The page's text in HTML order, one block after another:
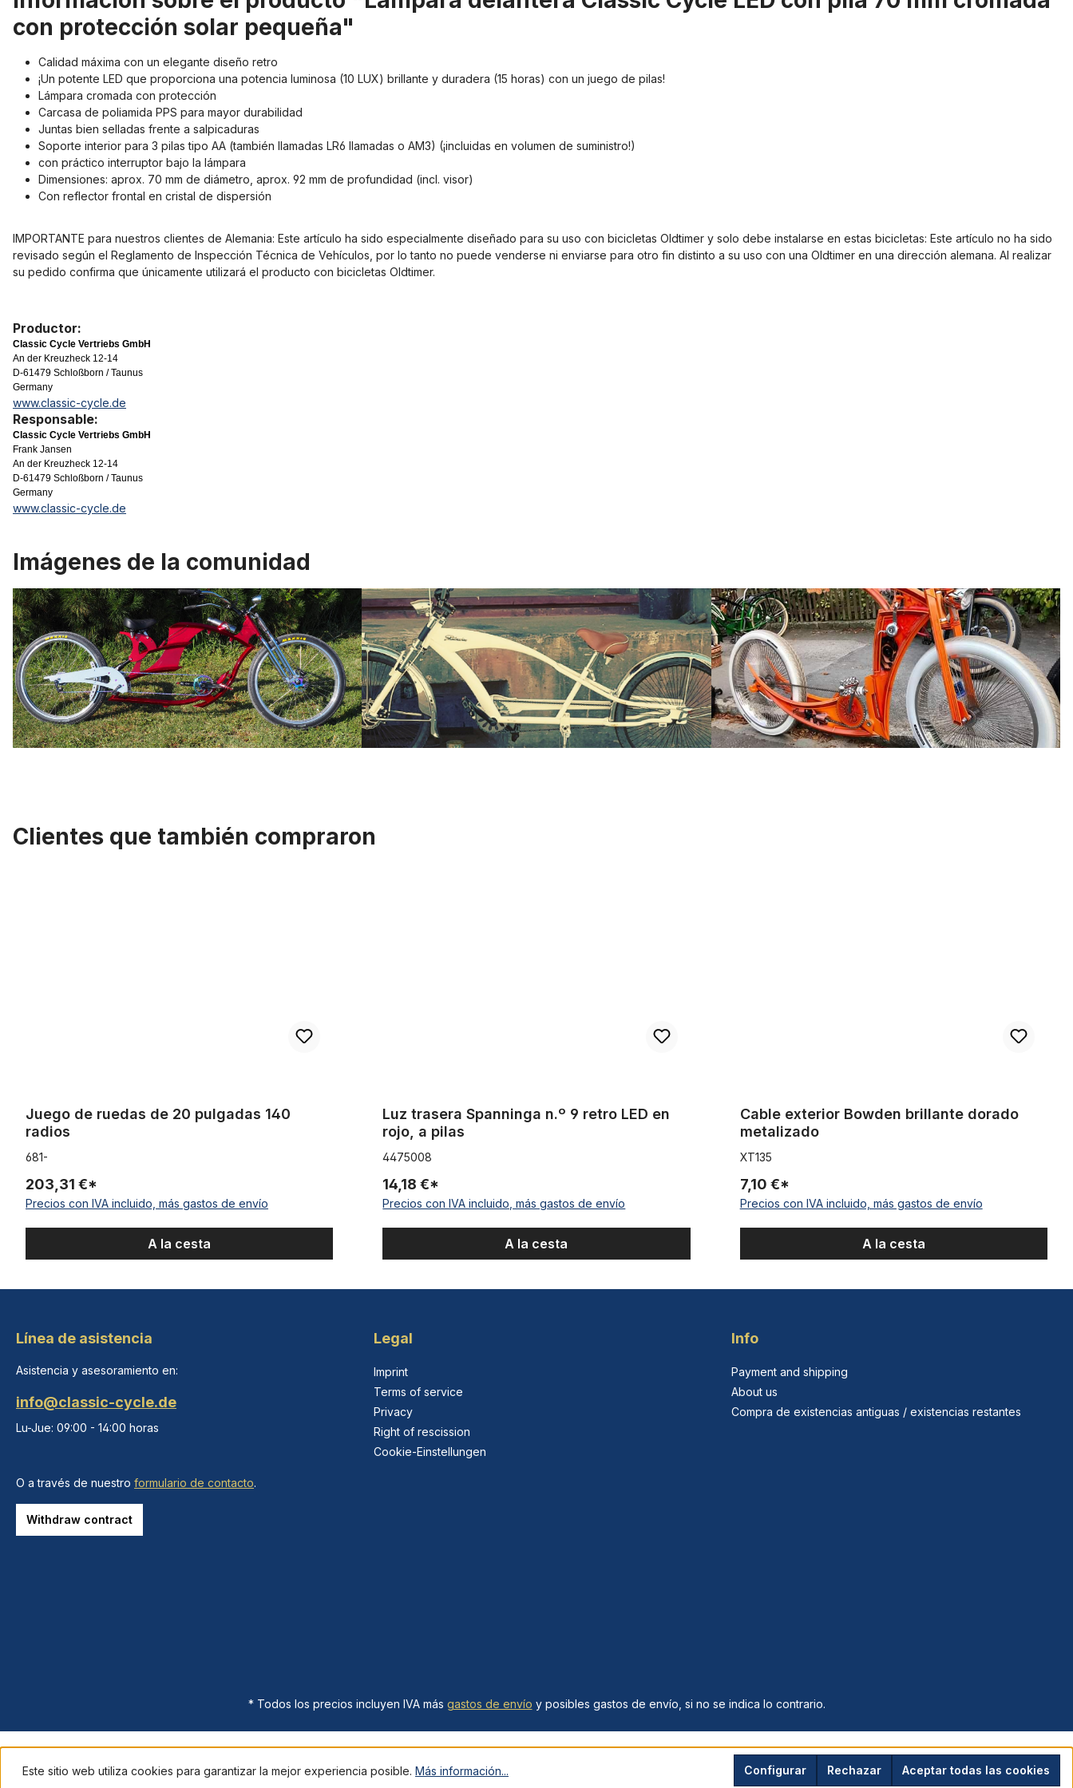
con protección solar pequeña"
Calidad máxima con un elegante diseño retro
¡Un potente LED que proporciona una potencia luminosa (10 LUX) brillante y duradera (15 horas) con un juego de pilas!
Lámpara cromada con protección
Carcasa de poliamida PPS para mayor durabilidad
Juntas bien selladas frente a salpicaduras
Soporte interior para 3 pilas tipo AA (también llamadas LR6 llamadas o AM3) (¡incluidas en volumen de suministro!)
con práctico interruptor bajo la lámpara
Dimensiones: aprox. 70 mm de diámetro, aprox. 92 mm de profundidad (incl. visor)
Con reflector frontal en cristal de dispersión
IMPORTANTE para nuestros clientes de Alemania: Este artículo ha sido especialmente diseñado para su uso con bicicletas Oldtimer y solo debe instalarse en estas bicicletas: Este artículo no ha sido
revisado según el Reglamento de Inspección Técnica de Vehículos, por lo tanto no puede venderse ni enviarse para otro fin distinto a su uso con una Oldtimer en una dirección alemana. Al realizar
su pedido confirma que únicamente utilizará el producto con bicicletas Oldtimer.
Productor:
Classic Cycle Vertriebs GmbH
An der Kreuzheck 12-14
D-61479 Schloßborn / Taunus
Germany
www.classic-cycle.de
Responsable:
Classic Cycle Vertriebs GmbH
Frank Jansen
An der Kreuzheck 12-14
D-61479 Schloßborn / Taunus
Germany
www.classic-cycle.de
Imágenes de la comunidad
Clientes que también compraron
Juego de ruedas de 20 pulgadas 140
radios
681-
203,31 €*
Precios con IVA incluido, más gastos de envío
A la cesta
Luz trasera Spanninga n.º 9 retro LED en
rojo, a pilas
4475008
14,18 €*
Precios con IVA incluido, más gastos de envío
A la cesta
Cable exterior Bowden brillante dorado
metalizado
XT135
7,10 €*
Precios con IVA incluido, más gastos de envío
A la cesta
Línea de asistencia
Asistencia y asesoramiento en:
info@classic-cycle.de
Lu-Jue: 09:00 - 14:00 horas
O a través de nuestro formulario de contacto.
Withdraw contract
Legal
Imprint
Terms of service
Privacy
Right of rescission
Cookie-Einstellungen
Info
Payment and shipping
About us
Compra de existencias antiguas / existencias restantes
* Todos los precios incluyen IVA más gastos de envío y posibles gastos de envío, si no se indica lo contrario.
Este sitio web utiliza cookies para garantizar la mejor experiencia posible. Más información... Rechazar
Configurar Aceptar todas las cookies